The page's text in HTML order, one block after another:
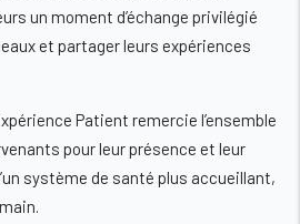
un moment d’échange privilégié
et partager leurs expériences
Patient remercie l’ensemble
pour leur présence et leur
système de santé plus accueillant,